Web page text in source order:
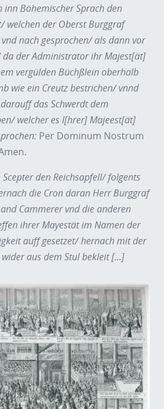
inn Böhemischer Sprach den
welchen der Oberst Burggraf
nach gesprochen/ als dann vor
da der Administrator ihr Majest[ät]
vergülden Büchßlein oberhalb
wie ein Creutz bestrichen/ vnnd
das Schwerdt dem
welcher es I[hrer] Majeest[ät]
Per Dominum Nostrum
den Reichsapfell/ folgents
die Cron daran Herr Burggraf
Cammerer vnd die anderen
ihrer Mayestät im Namen der
auff gesetzet/ hernach mit der
wider aus dem Stul bekleit […]